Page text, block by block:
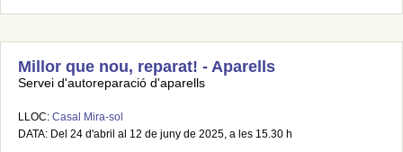
Millor que nou, reparat! - Aparells
Servei d'autoreparació d'aparells
LLOC: Casal Mira-sol
DATA: Del 24 d'abril al 12 de juny de 2025, a les 15.30 h